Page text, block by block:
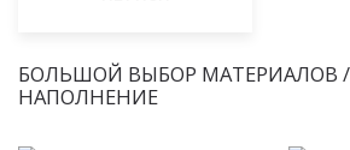
БОЛЬШОЙ ВЫБОР МАТЕРИАЛОВ
НАПОЛНЕНИЕ